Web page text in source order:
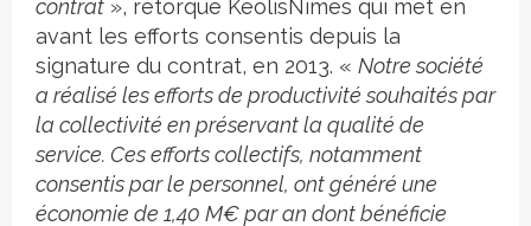
contrat », rétorque Keolis­Nîmes qui met en
avant les efforts consentis depuis la
signature du contrat, en 2013. « Notre société
a réalisé les efforts de productivité souhaités par
la collectivité en préservant la qualité de
service. Ces efforts collectifs, notamment
consentis par le personnel, ont généré une
économie de 1,40 M€ par an dont bénéficie